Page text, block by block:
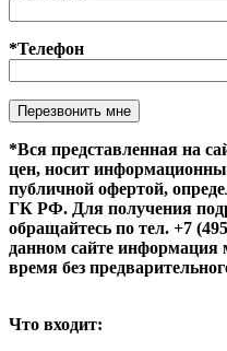
*Телефон
Оставьте это поле пустым.
*Вся представленная на
цен, носит
публичной офертой,
ГК РФ. Для получения
обращайтесь по тел. +7
данном сайте информация
время без
Что входит: